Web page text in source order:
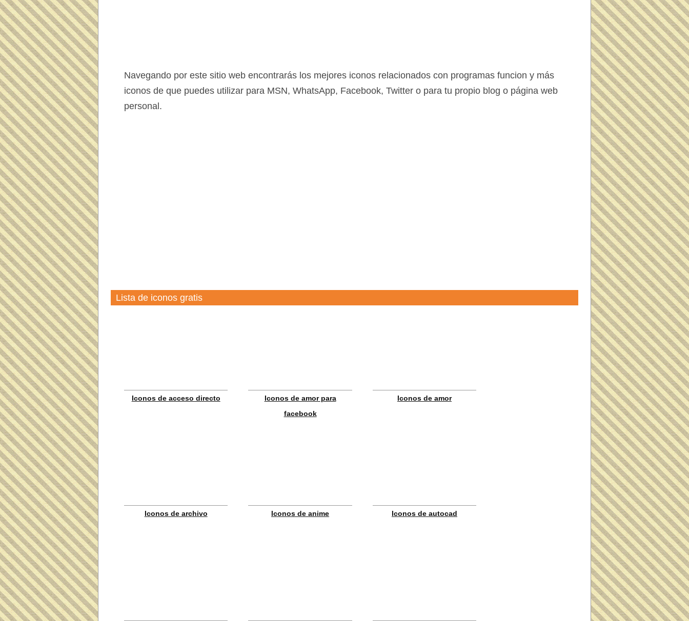
Navegando por este sitio web encontrarás los mejores iconos relacionados con programas funcion y más
iconos de que puedes utilizar para MSN, WhatsApp, Facebook, Twitter o para tu propio blog o página web
personal.
Lista de iconos gratis
Iconos de acceso directo
Iconos de amor para
facebook
Iconos de amor
Iconos de archivo Iconos de anime Iconos de autocad